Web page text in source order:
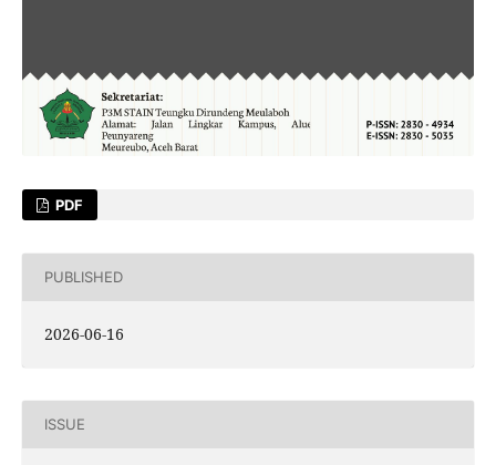
PDF
PUBLISHED
2026-06-16
ISSUE